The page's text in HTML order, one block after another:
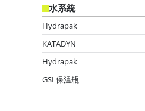
水系統
Hydrapak
KATADYN
Hydrapak
GSI 保溫瓶